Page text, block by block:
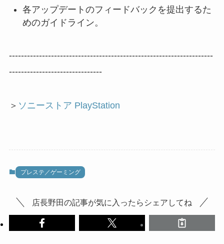
各アップデートのフィードバックを提出するた
めのガイドライン。
--------------------------------------------------------------------
-------------------------------
＞ ソニーストア PlayStation
プレステ／ゲーミング
店長野田の記事が気に入ったらシェアしてね